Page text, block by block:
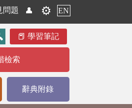
問題 👤 ⚙️ EN
學習筆記
檢索
辭典附錄